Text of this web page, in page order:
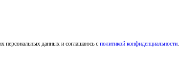
персональных данных и соглашаюсь с политикой конфиденциальности.